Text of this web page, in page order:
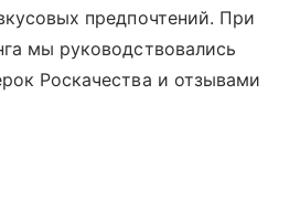
предпочтений. При
мы руководствовались
Роскачества и отзывами